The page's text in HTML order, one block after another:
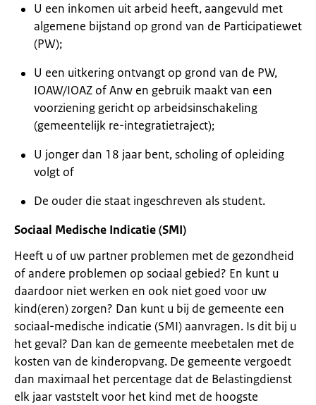
U een inkomen uit arbeid heeft, aangevuld met
algemene bijstand op grond van de Participatiewet
(PW);
U een uitkering ontvangt op grond van de PW,
IOAW/IOAZ of Anw en gebruik maakt van een
voorziening gericht op arbeidsinschakeling
(gemeentelijk re-integratietraject);
U jonger dan 18 jaar bent, scholing of opleiding
volgt of
De ouder die staat ingeschreven als student.
Sociaal Medische Indicatie (SMI)
Heeft u of uw partner problemen met de gezondheid
of andere problemen op sociaal gebied? En kunt u
daardoor niet werken en ook niet goed voor uw
kind(eren) zorgen? Dan kunt u bij de gemeente een
sociaal-medische indicatie (SMI) aanvragen. Is dit bij u
het geval? Dan kan de gemeente meebetalen met de
kosten van de kinderopvang. De gemeente vergoedt
dan maximaal het percentage dat de Belastingdienst
elk jaar vaststelt voor het kind met de hoogste